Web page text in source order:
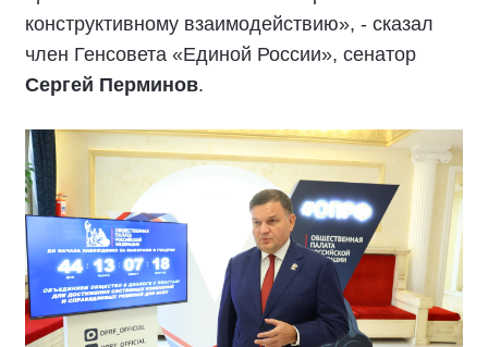
конструктивному взаимодействию», - сказал
член Генсовета «Единой России», сенатор
Сергей Перминов.